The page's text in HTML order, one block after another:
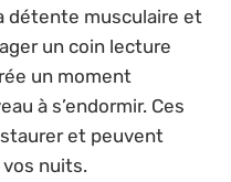
détente musculaire et
un coin lecture
un moment
à s’endormir. Ces
et peuvent
nuits.